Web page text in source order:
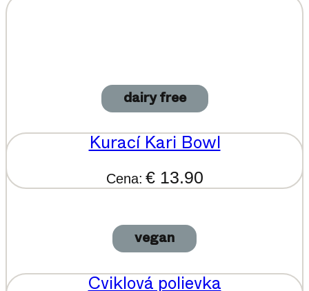
dairy free
Kurací Kari Bowl
Cena: € 13.90
vegan
Cviklová polievka